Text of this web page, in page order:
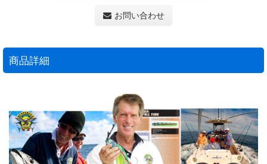
お問い合わせ
商品詳細